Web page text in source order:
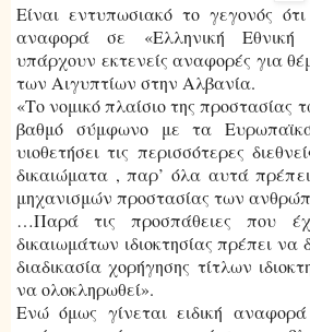
Είναι εντυπωσιακό το γεγονός
αναφορά σε «Ελληνική Εθνική
υπάρχουν εκτενείς αναφορές για
των Αιγυπτίων στην Αλβανία.
«Το νομικό πλαίσιο της προστασίας
βαθμό σύμφωνο με τα
υιοθετήσει τις περισσότερες
δικαιώματα , παρ’ όλα αυτά
μηχανισμών προστασίας των
…Παρά τις προσπάθειες που
δικαιωμάτων ιδιοκτησίας πρέπει να
διαδικασία χορήγησης τίτλων
να ολοκληρωθεί».
Ενώ όμως γίνεται ειδική